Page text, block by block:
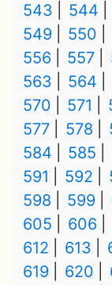
543
544
549
550
556
557
563
564
570
571
577
578
584
585
591
592
598
599
605
606
612
613
619
620